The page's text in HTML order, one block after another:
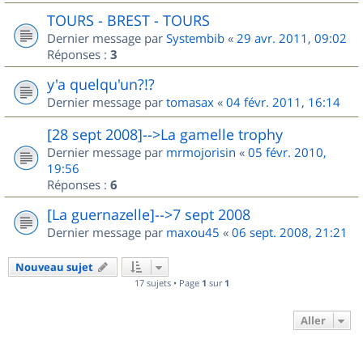
TOURS - BREST - TOURS
Dernier message par Systembib « 29 avr. 2011, 09:02
Réponses : 3
y'a quelqu'un?!?
Dernier message par tomasax « 04 févr. 2011, 16:14
[28 sept 2008]-->La gamelle trophy
Dernier message par mrmojorisin « 05 févr. 2010,
19:56
Réponses : 6
[La guernazelle]-->7 sept 2008
Dernier message par maxou45 « 06 sept. 2008, 21:21
Nouveau sujet
17 sujets • Page 1 sur 1
Aller